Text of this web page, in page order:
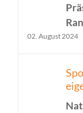
02. August 2024